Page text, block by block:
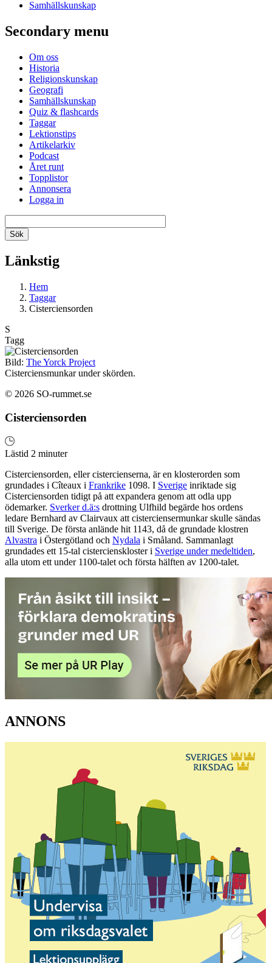
Samhällskunskap
Secondary menu
Om oss
Historia
Religionskunskap
Geografi
Samhällskunskap
Quiz & flashcards
Taggar
Lektionstips
Artikelarkiv
Podcast
Året runt
Topplistor
Annonsera
Logga in
Länkstig
Hem
Taggar
Cisterciensorden
S
Tagg
Bild: The Yorck Project
Cisterciensmunkar under skörden.
© 2026 SO-rummet.se
Cisterciensorden
Lästid 2 minuter
Cisterciensorden, eller cistercienserna, är en klosterorden som
grundades i Cîteaux i Frankrike 1098. I Sverige inriktade sig
Cisterciensorden tidigt på att expandera genom att odla upp
ödemarker. Sverker d.ä:s drottning Ulfhild begärde hos ordens
ledare Bernhard av Clairvaux att cisterciensermunkar skulle sändas
till Sverige. De första anlände hit 1143, då de grundade klostren
Alvastra i Östergötland och Nydala i Småland. Sammanlagt
grundades ett 15-tal cistercienskloster i Sverige under medeltiden,
alla utom ett under 1100-talet och första hälften av 1200-talet.
ANNONS